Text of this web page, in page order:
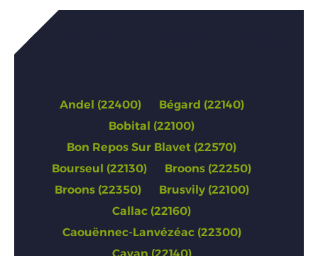
Annonces de Côtes-d’Armor
Andel (22400)
Bégard (22140)
Bobital (22100)
Bon Repos Sur Blavet (22570)
Bourseul (22130)
Broons (22250)
Broons (22350)
Brusvily (22100)
Callac (22160)
Caouënnec-Lanvézéac (22300)